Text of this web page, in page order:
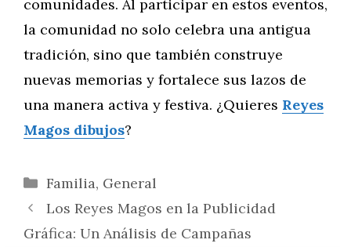
comunidades. Al participar en estos eventos,
la comunidad no solo celebra una antigua
tradición, sino que también construye
nuevas memorias y fortalece sus lazos de
una manera activa y festiva. ¿Quieres Reyes
Magos dibujos?
Categorías
Familia, General
Los Reyes Magos en la Publicidad
Gráfica: Un Análisis de Campañas